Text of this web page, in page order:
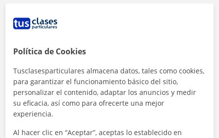
Política de Cookies
Tusclasesparticulares almacena datos, tales como cookies,
para garantizar el funcionamiento básico del sitio,
personalizar el contenido, adaptar los anuncios y medir
su eficacia, así como para ofrecerte una mejor
experiencia.
Al hacer clic en “Aceptar”, aceptas lo establecido en